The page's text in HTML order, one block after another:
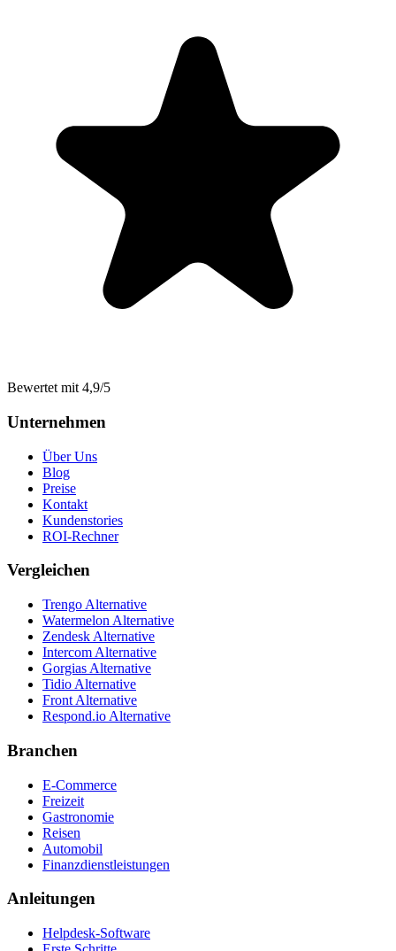
Bewertet mit 4,9/5
Unternehmen
Über Uns
Blog
Preise
Kontakt
Kundenstories
ROI-Rechner
Vergleichen
Trengo Alternative
Watermelon Alternative
Zendesk Alternative
Intercom Alternative
Gorgias Alternative
Tidio Alternative
Front Alternative
Respond.io Alternative
Branchen
E-Commerce
Freizeit
Gastronomie
Reisen
Automobil
Finanzdienstleistungen
Anleitungen
Helpdesk-Software